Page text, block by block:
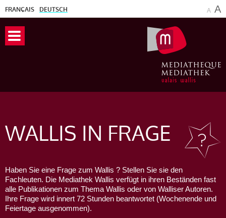
FRANÇAIS DEUTSCH A A
WALLIS IN FRAGE
Haben Sie eine Frage zum Wallis ? Stellen Sie sie den
Fachleuten. Die Mediathek Wallis verfügt in ihren Beständen fast
alle Publikationen zum Thema Wallis oder von Walliser Autoren.
Ihre Frage wird innert 72 Stunden beantwortet (Wochenende und
Feiertage ausgenommen).